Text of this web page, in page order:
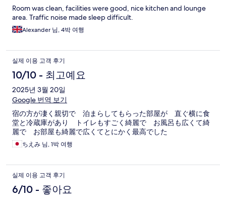
Room was clean, facilities were good, nice kitchen and lounge
area. Traffic noise made sleep difficult.
Alexander 님, 4박 여행
실제 이용 고객 후기
10/10 - 최고예요
2025년 3월 20일
Google 번역 보기
宿の方が凄く親切で 泊まらしてもらった部屋が 直ぐ横に食
堂と冷蔵庫があり トイレもすごく綺麗で お風呂も広くて綺
麗で お部屋も綺麗で広くてとにかく最高でした
ちえみ 님, 1박 여행
실제 이용 고객 후기
6/10 - 좋아요